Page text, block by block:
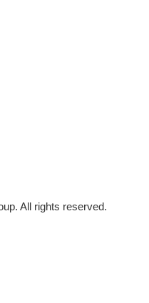
All rights reserved.